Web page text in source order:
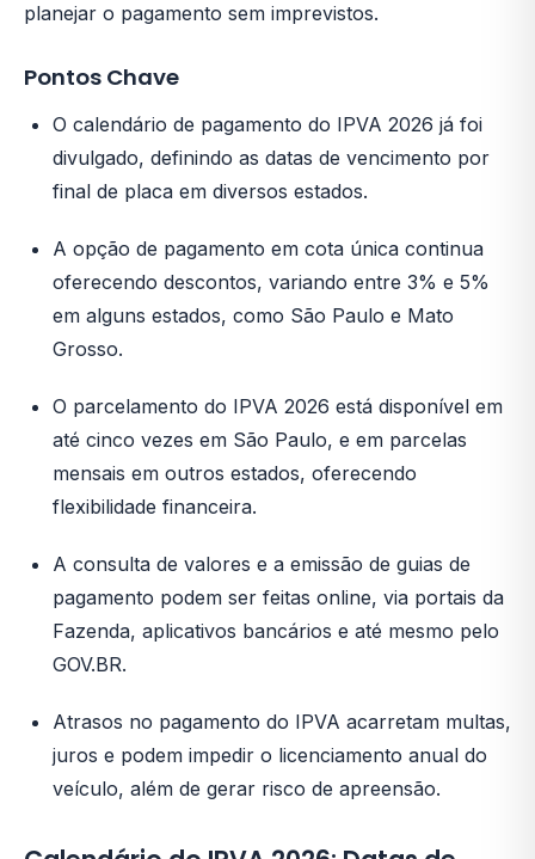
planejar o pagamento sem imprevistos.
Pontos Chave
O calendário de pagamento do IPVA 2026 já foi
divulgado, definindo as datas de vencimento por
final de placa em diversos estados.
A opção de pagamento em cota única continua
oferecendo descontos, variando entre 3% e 5%
em alguns estados, como São Paulo e Mato
Grosso.
O parcelamento do IPVA 2026 está disponível em
até cinco vezes em São Paulo, e em parcelas
mensais em outros estados, oferecendo
flexibilidade financeira.
A consulta de valores e a emissão de guias de
pagamento podem ser feitas online, via portais da
Fazenda, aplicativos bancários e até mesmo pelo
GOV.BR.
Atrasos no pagamento do IPVA acarretam multas,
juros e podem impedir o licenciamento anual do
veículo, além de gerar risco de apreensão.